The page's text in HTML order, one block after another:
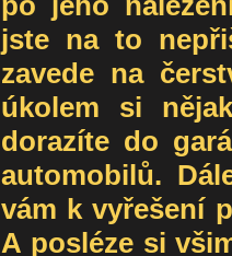
jste na to
zavede na
úkolem si
dorazíte do
automobilů.
vám k vyřešení
A posléze si